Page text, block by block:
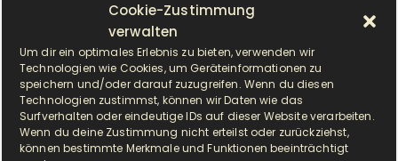
Cookie-Zustimmung
verwalten
Um dir ein optimales Erlebnis zu bieten, verwenden wir
Technologien wie Cookies, um Geräteinformationen zu
speichern und/oder darauf zuzugreifen. Wenn du diesen
Technologien zustimmst, können wir Daten wie das
Surfverhalten oder eindeutige IDs auf dieser Website verarbeiten.
Wenn du deine Zustimmung nicht erteilst oder zurückziehst,
können bestimmte Merkmale und Funktionen beeinträchtigt